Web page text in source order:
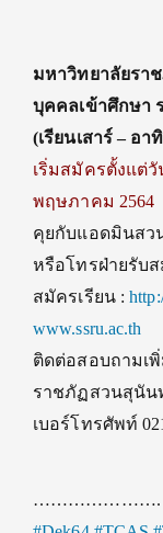
มหาวิทยาลัยรา
บุคคลเข้าศึกษา
(เรียนเสาร์ – อ
เริ่มสมัครตั้งแต่
พฤษภาคม 2564
คุยกับแอดมินสวน
หรือโทรฝ่ายรับส
สมัครเรียน :
www.ssru.ac.th
ติดต่อสอบถามเ
ราชภัฏสวนสุนัน
เบอร์โทรศัพท์
………………….